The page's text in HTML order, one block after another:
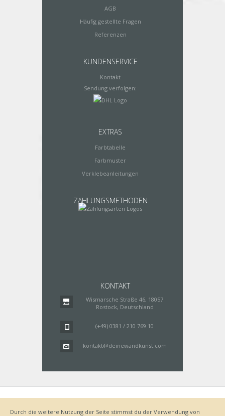
AGB
Häufig gestellte Fragen
Referenzen
KUNDENSERVICE
Kontakt
Sendung verfolgen:
EXTRAS
Farbtabelle
Farbmuster
Verklebeanleitungen
ZAHLUNGSMETHODEN
KONTAKT
Wismarsche Straße 46, 18057
Rostock, Deutschland
(+49) 0381 / 210 769 10
kontakt@deinewandkunst.com
Datenschutz
Lieferung
Durch die weitere Nutzung der Seite stimmst du der Verwendung von